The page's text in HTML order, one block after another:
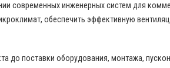
современных инженерных систем для
обеспечить эффективную
до поставки оборудования, монтажа,